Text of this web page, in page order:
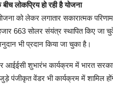
लोकप्रिय हो रही है योजना
को लेकर लगातार सकारात्मक
663 सोलर संयंत्र स्थापित किए जा
भी प्रदान किया जा चुका है।
आईईसी शुभारंभ कार्यक्रम में भारत
पंजीकृत वेंडर भी कार्यक्रम में शामिल